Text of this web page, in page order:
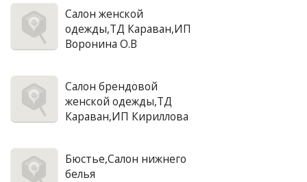
Салон женской
одежды,ТД Караван,ИП
Воронина О.В
Салон брендовой
женской одежды,ТД
Караван,ИП Кириллова
Бюстье,Салон нижнего
белья